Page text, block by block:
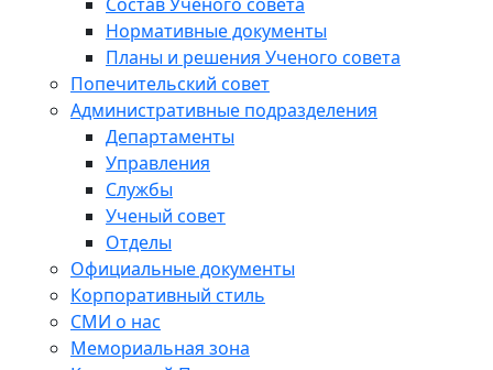
Нормативные документы
Планы и решения Ученого совета
Попечительский совет
Административные подразделения
Департаменты
Управления
Службы
Ученый совет
Отделы
Официальные документы
Корпоративный стиль
СМИ о нас
Мемориальная зона